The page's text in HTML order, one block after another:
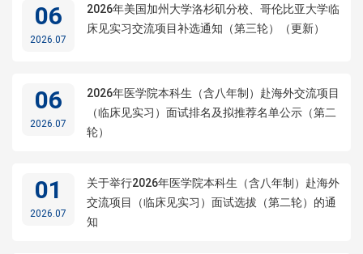
06
2026.07
2026年美国加州大学洛杉矶分校、哥伦比亚大学临
床见实习交流项目补选通知（第三轮）（更新）
06
2026.07
2026年医学院本科生（含八年制）赴海外交流项目
（临床见实习）面试排名及拟推荐名单公示（第二
轮）
01
2026.07
关于举行2026年医学院本科生（含八年制）赴海外
交流项目（临床见实习）面试选拔（第二轮）的通
知